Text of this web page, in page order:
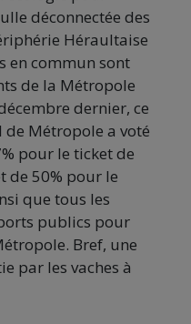
déconnectée des
Héraultaise
en commun sont
de la Métropole
dernier, ce
Métropole a voté
pour le ticket de
de 50% pour le
que tous les
publics pour
Bref, une
par les vaches à